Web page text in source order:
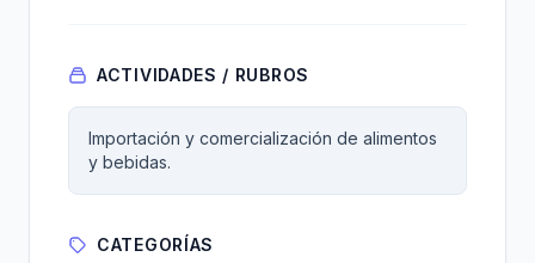
ACTIVIDADES / RUBROS
Importación y comercialización de alimentos
y bebidas.
CATEGORÍAS